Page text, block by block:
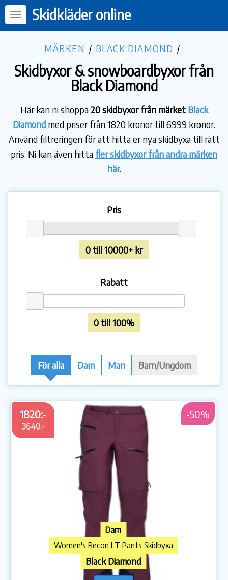
Skidkläder online
MÄRKEN / BLACK DIAMOND /
Skidbyxor & snowboardbyxor från
Black Diamond
Här kan ni shoppa20 skidbyxor från märket Black
Diamond med priser från 1820 kronor till 6999 kronor.
Använd filtreringen för att hitta er nya skidbyxa till rätt
pris. Ni kan även hitta fler skidbyxor från andra märken
här.
Pris
0 till 10000+ kr
Rabatt
0 till 100%
För alla Dam Man Barn/Ungdom
1820:-
3640:-
-50%
Dam
Women's Recon LT Pants Skidbyxa
Black Diamond